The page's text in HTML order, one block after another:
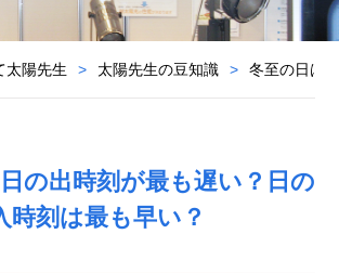
太陽先生 > 太陽先生の豆知識 > 冬至の日は
の出時刻が最も遅い？日の
時刻は最も早い？